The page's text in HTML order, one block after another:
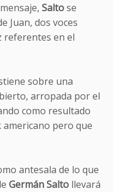
Saltose
Juan, dos voces
referentes en el
sobre una
arropada por el
como resultado
pero que
antesala de lo que
Germán Salto llevará